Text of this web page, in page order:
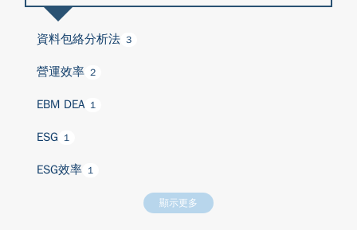
資料包絡分析法 3
營運效率 2
EBM DEA 1
ESG 1
ESG效率 1
顯示更多